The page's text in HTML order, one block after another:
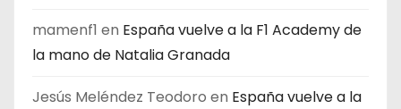
mamenf1 en España vuelve a la F1 Academy de
la mano de Natalia Granada
Jesús Meléndez Teodoro en España vuelve a la